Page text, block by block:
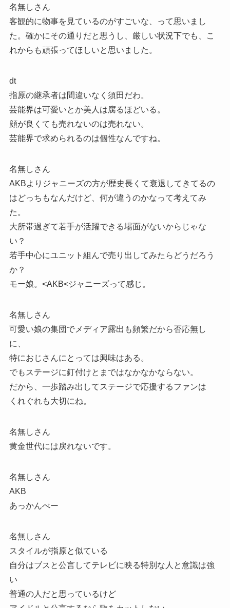
名無しさん
客観的に物事を見ているのがすごいな、って思いまし
た。確かにその通りだと思うし、厳しい状況下でも、こ
れからも頑張ってほしいと思いました。
dt
指原の継承者は間違いなく須田だわ。
芸能界は可愛いとか美人は腐るほどいる。
顔が良くても売れないのは売れない。
芸能界で求められるのは個性なんですね。
名無しさん
AKBよりジャニーズの方が歴史長くて衰退してきてるの
はどっちもなんだけど、何が違うのかなって考えてみ
た。
大所帯過ぎて若手が活躍できる場面がないからじゃな
い？
若手中心にユニット組んで売り出してみたらどうだろう
か？
モー娘。<AKB<ジャニーズって感じ。
名無しさん
可愛い娘の集団でメディア露出も頻繁だから否応無し
に、
特におじさんにとっては興味はある。
でもステージに釘付けとまではなかなかならない。
だから、一歩踏み出してステージで応援するファンは
くれぐれも大切にね。
名無しさん
黄金世代には戻れないです。
名無しさん
AKB
あっかんべー
名無しさん
スタイルが指原と似ている
自分はブスと公言してテレビに映る特別な人と意識は強
い
普通の人だと思っているけど